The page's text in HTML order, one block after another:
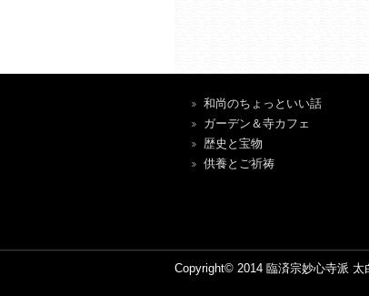
和尚のちょっといい話
ガーデン＆寺カフェ
歴史と宝物
供養とご祈祷
Copyright© 2014 臨済宗妙心寺派